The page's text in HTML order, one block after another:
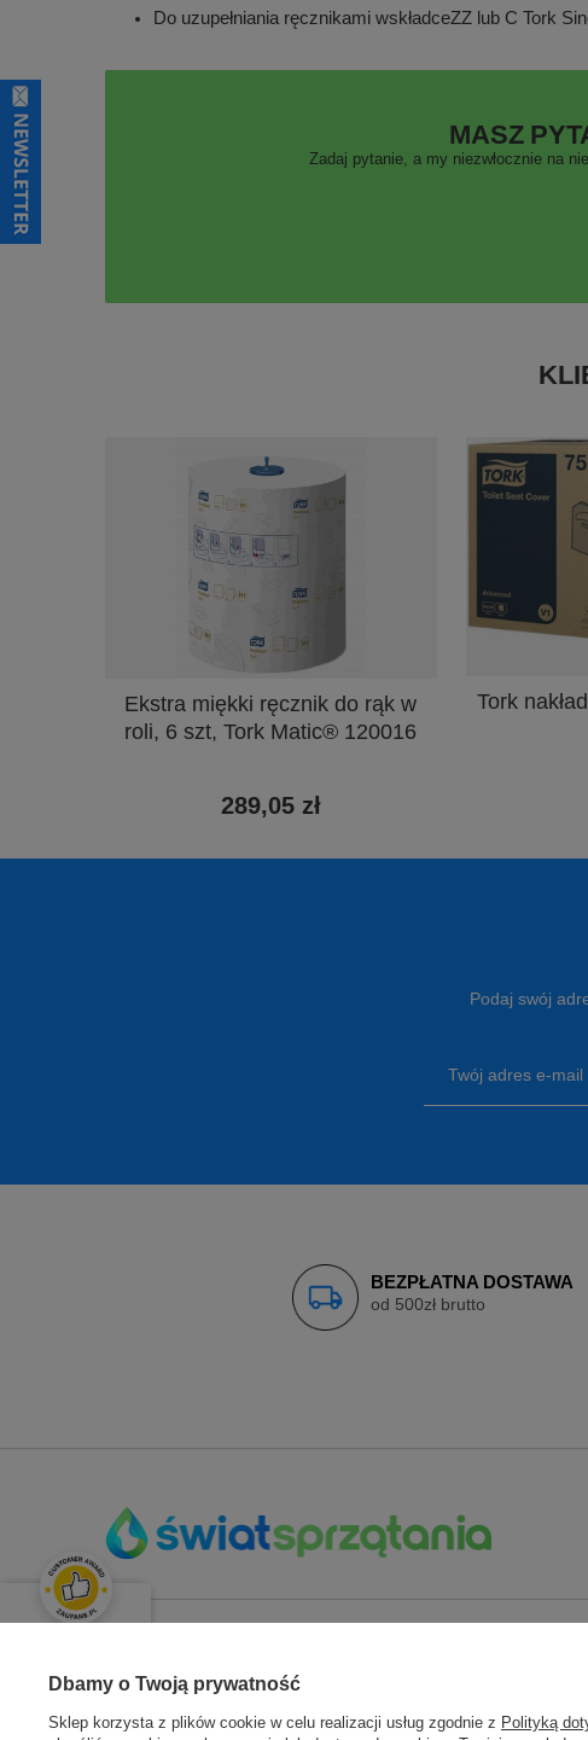
Świetnie
Do uzupełniania ręcznikami wskładceZZ lub C Tork
MASZ
Zadaj pytanie, a my niezwłocznie na
Ekstra miękki ręcznik do rąk w
roli, 6 szt, Tork Matic® 120016
289,05 zł
Tork
Podaj swój
Twój adres e-mail
BEZPŁATNA DOSTAWA
od 500zł brutto
ZAMÓWIENIA
Status zamówienia Zarejestruj się
Dbamy o Twoją prywatność
Sklep korzysta z plików cookie w celu realizacji usług zgodnie z Polityką